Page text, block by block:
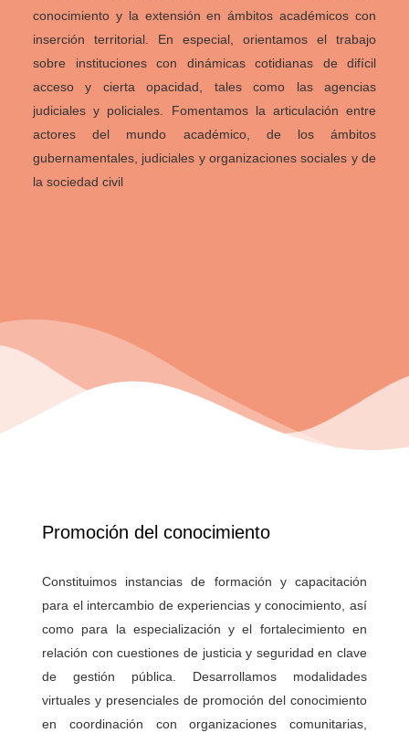
conocimiento y la extensión en ámbitos académicos con
inserción territorial. En especial, orientamos el trabajo
sobre instituciones con dinámicas cotidianas de difícil
acceso y cierta opacidad, tales como las agencias
judiciales y policiales. Fomentamos la articulación entre
actores del mundo académico, de los ámbitos
gubernamentales, judiciales y organizaciones sociales y de
la sociedad civil
Promoción del conocimiento
Constituimos instancias de formación y capacitación
para el intercambio de experiencias y conocimiento, así
como para la especialización y el fortalecimiento en
relación con cuestiones de justicia y seguridad en clave
de gestión pública. Desarrollamos modalidades
virtuales y presenciales de promoción del conocimiento
en coordinación con organizaciones comunitarias,